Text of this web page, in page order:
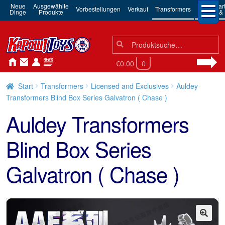
Neue
Dinge
Ausgewählte
Produkte Vorbestellungen Verkauf Transformers 3rd
Robots
Suchen
nach:
Suche
€0.00 0
Start Transformers Licensed and Exclusives
Auldey
Transformers Blind Box Series Galvatron ( Chase )
Auldey Transformers
Blind Box Series
Galvatron ( Chase )